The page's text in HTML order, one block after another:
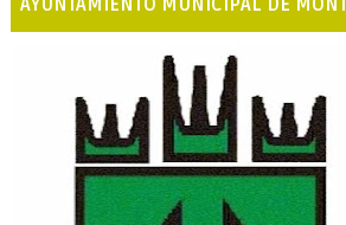
AYUNTAMIENTO MUNICIPAL DE